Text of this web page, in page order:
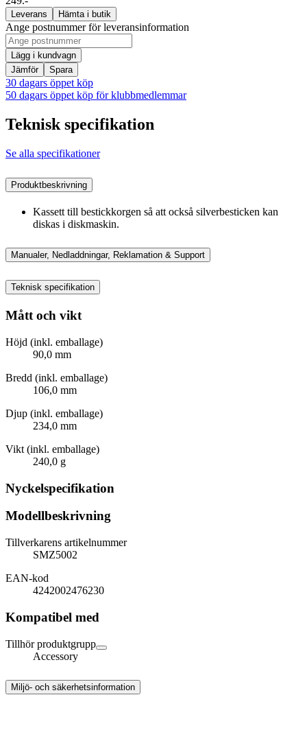
Leverans Hämta i butik
Ange postnummer för leveransinformation
Lägg i kundvagn
Jämför
Spara
30 dagars öppet köp
50 dagars öppet köp för klubbmedlemmar
Teknisk specifikation
Se alla specifikationer
Produktbeskrivning
Kassett till bestickkorgen så att också silverbesticken kan
diskas i diskmaskin.
Manualer, Nedladdningar, Reklamation & Support
Teknisk specifikation
Mått och vikt
Höjd (inkl. emballage)
90,0 mm
Bredd (inkl. emballage)
106,0 mm
Djup (inkl. emballage)
234,0 mm
Vikt (inkl. emballage)
240,0 g
Nyckelspecifikation
Modellbeskrivning
Tillverkarens artikelnummer
SMZ5002
EAN-kod
4242002476230
Kompatibel med
Tillhör produktgrupp
Accessory
Miljö- och säkerhetsinformation